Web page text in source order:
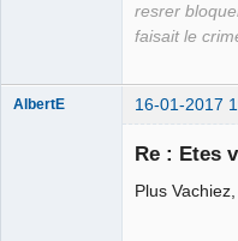
resrer
faisait le
AlbertE 16-01-2017
Re : Etes
Plus